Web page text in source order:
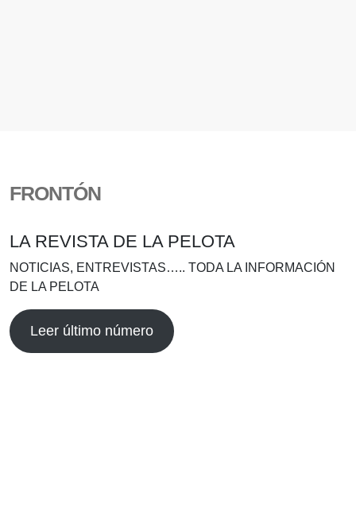
FRONTÓN
LA REVISTA DE LA PELOTA
NOTICIAS, ENTREVISTAS….. TODA LA INFORMACIÓN
DE LA PELOTA
Leer último número